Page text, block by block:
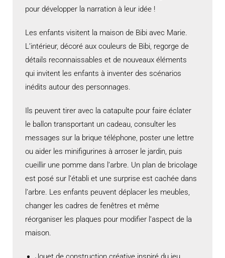
pour développer la narration à leur idée !
Les enfants visitent la maison de Bibi avec Marie.
L’intérieur, décoré aux couleurs de Bibi, regorge de
détails reconnaissables et de nouveaux éléments
qui invitent les enfants à inventer des scénarios
inédits autour des personnages.
Ils peuvent tirer avec la catapulte pour faire éclater
le ballon transportant un cadeau, consulter les
messages sur la brique téléphone, poster une lettre
ou aider les minifigurines à arroser le jardin, puis
cueillir une pomme dans l’arbre. Un plan de bricolage
est posé sur l’établi et une surprise est cachée dans
l’arbre. Les enfants peuvent déplacer les meubles,
changer les cadres de fenêtres et même
réorganiser les plaques pour modifier l’aspect de la
maison.